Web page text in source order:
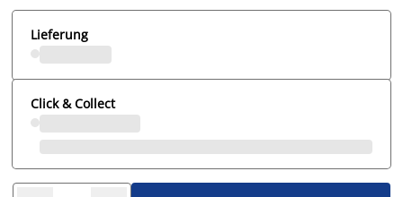
Lieferung
Click & Collect